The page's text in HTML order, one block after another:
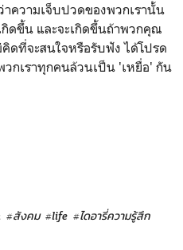
ความเจ็บปวดของพวกเรานั้น
กิดขึ้น และจะเกิดขึ้นถ้าพวกคุณ
ดที่จะสนใจหรือรับฟัง ได้โปรด
วกเราทุกคนล้วนเป็น 'เหยื่อ' กัน
#สังคม #life #ไดอารี่ความรู้สึก